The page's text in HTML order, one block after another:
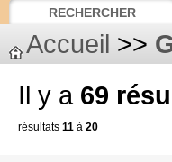
RECHERCHER
Accueil >>
Il y a 69
résultats 11 à 20